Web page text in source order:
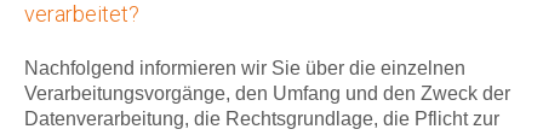
verarbeitet?
Nachfolgend informieren wir Sie über die einzelnen
Verarbeitungsvorgänge, den Umfang und den Zweck der
Datenverarbeitung, die Rechtsgrundlage, die Pflicht zur